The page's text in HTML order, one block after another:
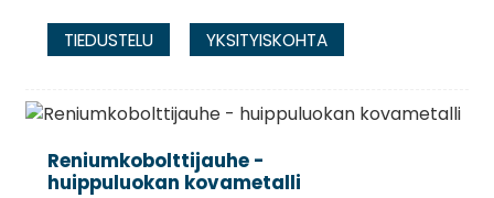
TIEDUSTELU YKSITYISKOHTA
Reniumkobolttijauhe -
huippuluokan kovametalli